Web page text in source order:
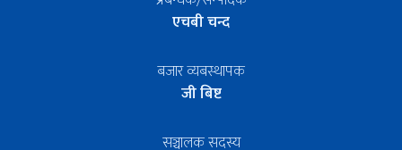
एचबी चन्द
बजार व्यबस्थापक
जी बिष्ट
सञ्चालक सदस्य